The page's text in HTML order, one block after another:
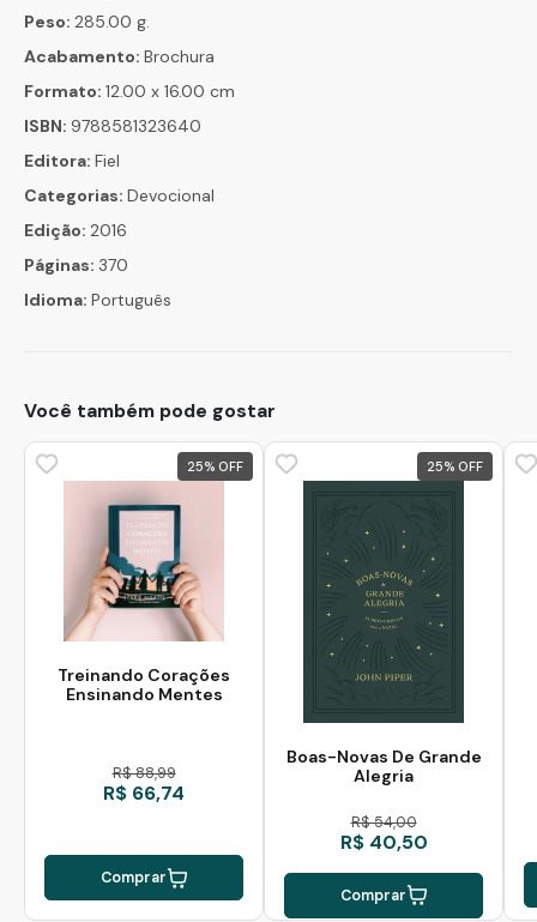
Peso: 285.00 g.
Acabamento: Brochura
Formato: 12.00 x 16.00 cm
ISBN: 9788581323640
Editora: Fiel
Categorias: Devocional
Edição: 2016
Páginas: 370
Idioma: Português
Você também pode gostar
25%
Treinando Corações
Ensinando Mentes
R$ 88,99
R$ 66,74
Comprar
25%
Boas-Novas De Grande
Alegria
R$ 54,00
R$ 40,50
Comprar